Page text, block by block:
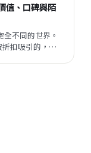
值、口碑與陌
不同的世界。
扣吸引的，他